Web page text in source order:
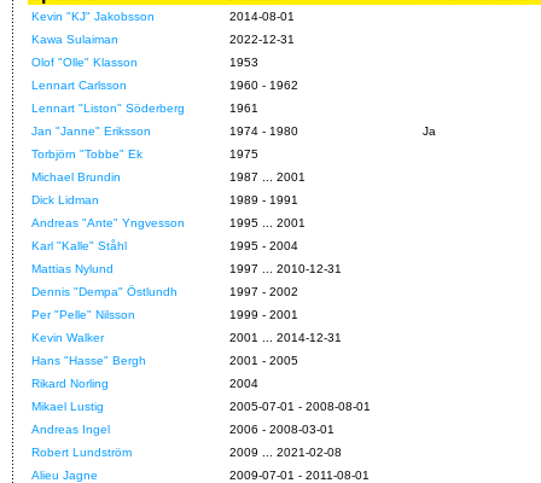
Kevin "KJ" Jakobsson
2014-08-01
Kawa Sulaiman
2022-12-31
Olof "Olle" Klasson
1953
Lennart Carlsson
1960 - 1962
Lennart "Liston" Söderberg
1961
Jan "Janne" Eriksson
1974 - 1980
Ja
Torbjörn "Tobbe" Ek
1975
Michael Brundin
1987 ... 2001
Dick Lidman
1989 - 1991
Andreas "Ante" Yngvesson
1995 ... 2001
Karl "Kalle" Ståhl
1995 - 2004
Mattias Nylund
1997 ... 2010-12-31
Dennis "Dempa" Östlundh
1997 - 2002
Per "Pelle" Nilsson
1999 - 2001
Kevin Walker
2001 ... 2014-12-31
Hans "Hasse" Bergh
2001 - 2005
Rikard Norling
2004
Mikael Lustig
2005-07-01 - 2008-08-01
Andreas Ingel
2006 - 2008-03-01
Robert Lundström
2009 ... 2021-02-08
Alieu Jagne
2009-07-01 - 2011-08-01